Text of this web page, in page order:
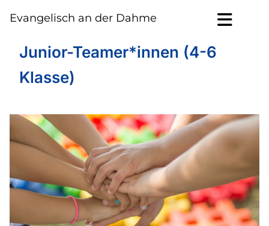
Evangelisch an der Dahme
Junior-Teamer*innen (4-6
Klasse)